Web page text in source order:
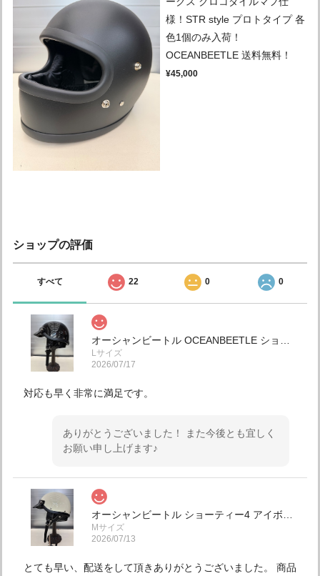
様！STR style プロトタイプ 各
色1個のみ入荷！
OCEANBEETLE 送料無料！
¥45,000
ショップの評価
すべて 22 0 0
オーシャンビートル OCEANBEETLE ショーティー4 別注ブラックメタリック 各サイズ有り チンカップ黒 本皮クロコダイル型押し仕様 (鑑賞用.コレクション) SALE中！ 送料無料！インスタ.ホームページのみの限定販売！ (予約商品) 本日入荷してます！
Lサイズ
2026/07/17
対応も早く非常に満足です。
ありがとうございました！ また今後とも宜しく
お願い申し上げます♪
オーシャンビートル ショーティー4 アイボリー チンカップ黒 各サイズ有り SALE中！ 送料込み！
Mサイズ
2026/07/13
とても早い、配送をして頂きありがとうございました。 商品